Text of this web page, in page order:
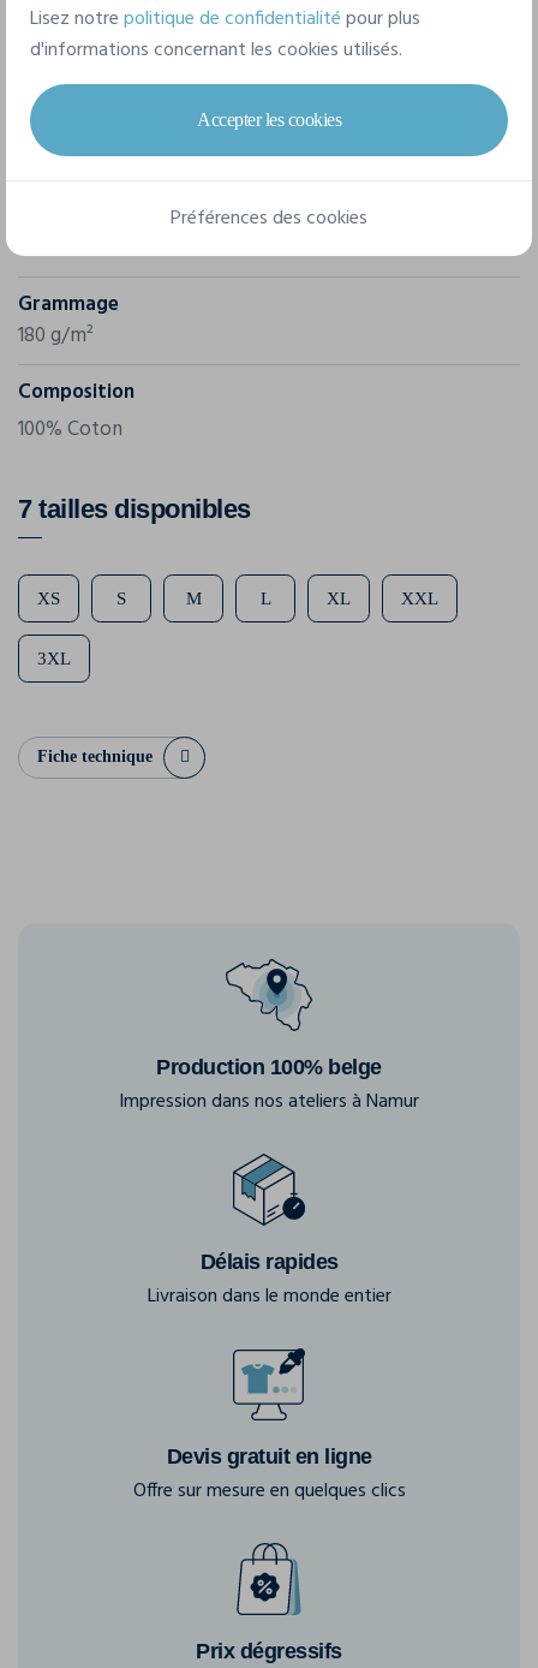
Caractéristiques
Marque
B&C
PWI13
Grammage
180 g/m²
Composition
100% Coton
7 tailles disponibles
XS S M L XL XXL
3XL
Fiche technique
Production 100% belge
Impression dans nos ateliers à Namur
Délais rapides
Livraison dans le monde entier
Devis gratuit en ligne
Offre sur mesure en quelques clics
Prix dégressifs
Lisez notrepolitique de confidentialitépour plus
d'informations concernant les cookies utilisés.
Accepter les cookies
Préférences des cookies